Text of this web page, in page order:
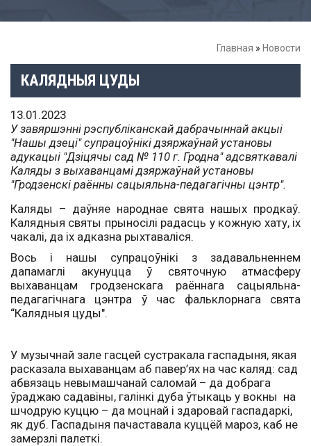
Главная » Новости
КАЛЯДНЫЯ ЦУДЫ
13.01.2023
У завяршэнні рэспубліканскай дабрачыннай акцыі
"Нашы дзеці" супрацоўнікі дзяржаўнай установы
адукацыі "Дзіцячы сад № 110 г. Гродна" адсвяткавалі
Каляды з выхаванцамі дзяржаўнай установы
"Гродзенскі раённы сацыяльна-педагагічны цэнтр".
Каляды – даўняе народнае свята нашых продкаў.
Калядныя святы прыносілі радасць у кожную хату, іх
чакалі, да іх адказна рыхтаваліся.
Вось і нашы супрацоўнікі з задавальненнем
дапамаглі акунуцца ў святочную атмасферу
выхаванцам гродзенскага раённага сацыяльна-
педагагічнага цэнтра ў час фальклорнага свята
“Калядныя цуды".
У музычнай зале гасцей сустракала гаспадыня, якая
расказала выхаванцам аб павер’ях на час каляд: сад
абвязаць невымашчанай саломай – да добрага
ўраджаю садавіны, галінкі дуба ўтыкаць у вокны на
шчодрую куццю – да моцнай і здаровай гаспадаркі,
як дуб. Гаспадыня пачаставала куццёй мароз, каб не
замерзлі палеткі.